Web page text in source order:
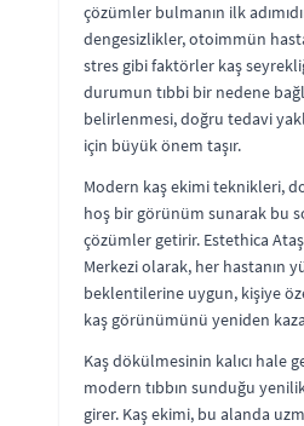
çözümler bulmanın ilk
dengesizlikler, otoimmün
stres gibi faktörler kaş
durumun tıbbi bir nedene
belirlenmesi, doğru tedavi
için büyük önem taşır.
Modern kaş ekimi teknikleri,
hoş bir görünüm sunarak bu
çözümler getirir. Estethica
Merkezi olarak, her hastanın
beklentilerine uygun, kişiye
kaş görünümünü yeniden
Kaş dökülmesinin kalıcı hale
modern tıbbın sunduğu
girer. Kaş ekimi, bu alanda